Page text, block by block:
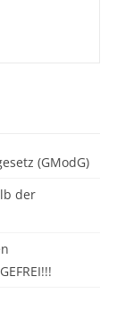
(GModG)
der